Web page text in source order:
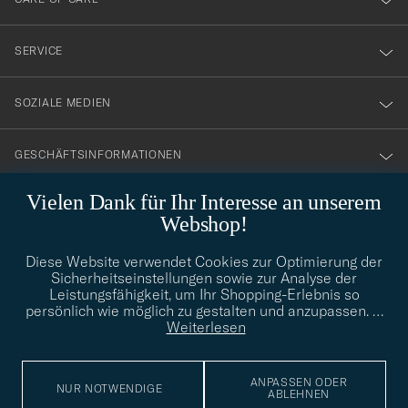
Vielen Dank für Ihr Interesse an unserem
Webshop!
Diese Website verwendet Cookies zur Optimierung der
Sicherheitseinstellungen sowie zur Analyse der
Leistungsfähigkeit, um Ihr Shopping-Erlebnis so
persönlich wie möglich zu gestalten und anzupassen. …
Weiterlesen
NUR NOTWENDIGE
ANPASSEN ODER
ABLEHNEN
vårt
nyhetsbrev!
SERVICE
SOZIALE MEDIEN
GESCHÄFTSINFORMATIONEN
info@careofcarl.de
Benötigen Sie Hilfe bei der Suche nach Ihrem persönlichen Stil?
Wenden Sie sich an uns, wir helfen Ihnen gerne weiter!
STILBERATUNG